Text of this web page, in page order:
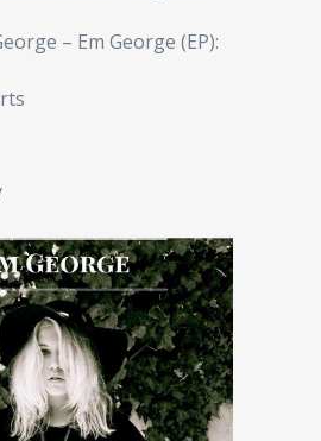
– Em George (EP):